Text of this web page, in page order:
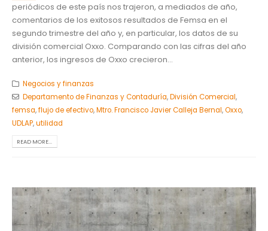
periódicos de este país nos trajeron, a mediados de año,
comentarios de los exitosos resultados de Femsa en el
segundo trimestre del año y, en particular, los datos de su
división comercial Oxxo. Comparando con las cifras del año
anterior, los ingresos de Oxxo crecieron...
Negocios y finanzas
Departamento de Finanzas y Contaduría,División Comercial,
femsa,flujo de efectivo,Mtro. Francisco Javier Calleja Bernal,Oxxo,
UDLAP,utilidad
READ MORE...